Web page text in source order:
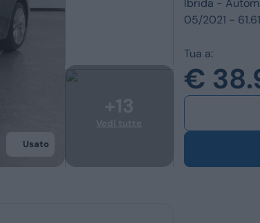
Usato
Veicoli
Usato
Ibrida -
05/2021 -
Tua a:
€